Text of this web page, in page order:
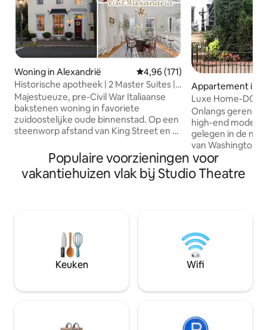
Woning in Alexandrië Gemiddelde beoordeling van
4,96 (171)
Historische apotheek | 2 Master Suites |
Old Town
Majestueuze, pre-Civil War Italiaanse
bakstenen woning in favoriete
zuidoostelijke oude binnenstad. Op een
steenworp afstand van King Street en 2
onverslaanbaar! Deze woning met drie
verdiepingen, opgericht in de jaren 1800,
diende als voormalig apotheek. Nieuwe
Suites 4K 65 inch tv 's met streaming Hi-
Speed Internet Dedicated Workspace
24-uurs self check-in
Wasmachine/droger Gratis parkeren op
Appartement in
n
Luxe Home-DC's
parkeren
Onlangs
high-end
gelegen in de
van Washington. Op loopafstand van
veel geweldige
nachtleven en 1
maar toch rustig. Veel zonlicht, hoge
parkeerplaats is
huis en betaald
gebruiken. Een bureau bevindt zich in de
voorste
Populaire voorzieningen voor
vakantiehuizen vlak bij Studio Theatre
Keuken Wifi